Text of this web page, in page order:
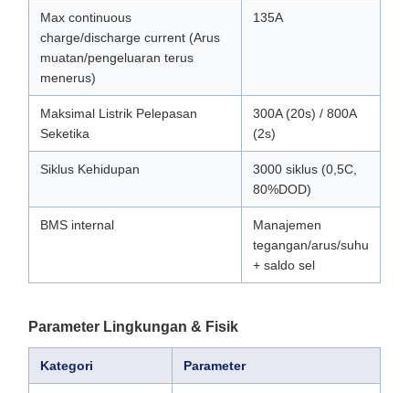
Max continuous
charge/discharge current (Arus
muatan/pengeluaran terus
menerus)
135A
Maksimal Listrik Pelepasan
Seketika
300A (20s) / 800A
(2s)
Siklus Kehidupan
3000 siklus (0,5C,
80%DOD)
BMS internal
Manajemen
tegangan/arus/suhu
+ saldo sel
Parameter Lingkungan & Fisik
Kategori Parameter